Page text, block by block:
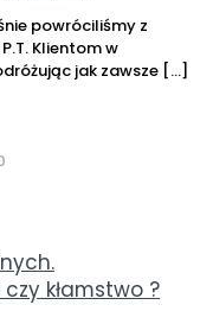
powróciliśmy z
Klientom w
jak zawsze […]
kłamstwo ?